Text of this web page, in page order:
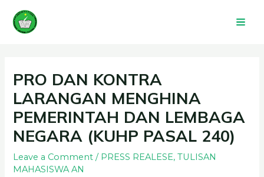
PRO DAN KONTRA
LARANGAN MENGHINA
PEMERINTAH DAN LEMBAGA
NEGARA (KUHP PASAL 240)
Leave a Comment / PRESS REALESE,TULISAN
MAHASISWA AN